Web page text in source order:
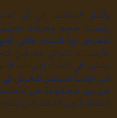
وأشار التحالف إلى أن
رصدت حجم وحالات العنف
الأردنيات اللواتي
من الإناث تعرضن لتحرش في
المائة بأنهن قد تعرضن